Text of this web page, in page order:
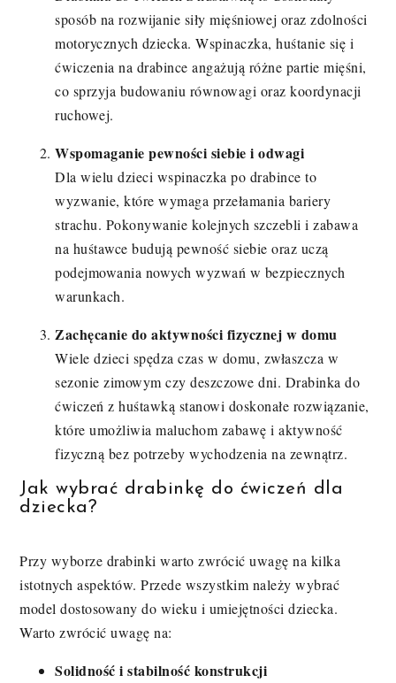
sposób na rozwijanie siły mięśniowej oraz zdolności
motorycznych dziecka. Wspinaczka, huśtanie się i
ćwiczenia na drabince angażują różne partie mięśni,
co sprzyja budowaniu równowagi oraz koordynacji
ruchowej.
Wspomaganie pewności siebie i odwagi
Dla wielu dzieci wspinaczka po drabince to
wyzwanie, które wymaga przełamania bariery
strachu. Pokonywanie kolejnych szczebli i zabawa
na huśtawce budują pewność siebie oraz uczą
podejmowania nowych wyzwań w bezpiecznych
warunkach.
Zachęcanie do aktywności fizycznej w domu
Wiele dzieci spędza czas w domu, zwłaszcza w
sezonie zimowym czy deszczowe dni. Drabinka do
ćwiczeń z huśtawką stanowi doskonałe rozwiązanie,
które umożliwia maluchom zabawę i aktywność
fizyczną bez potrzeby wychodzenia na zewnątrz.
Jak wybrać drabinkę do ćwiczeń dla
dziecka?
Przy wyborze drabinki warto zwrócić uwagę na kilka
istotnych aspektów. Przede wszystkim należy wybrać
model dostosowany do wieku i umiejętności dziecka.
Warto zwrócić uwagę na:
Solidność i stabilność konstrukcji